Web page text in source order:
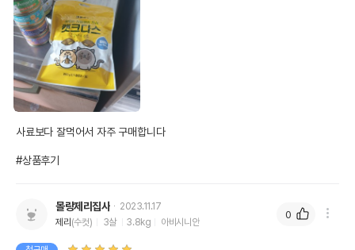
사료보다 잘먹어서 자주 구매합니다
#상품후기
몰랑제리집사
2023.11.17
제리 (수컷) 3살 3.8kg 아비시니안
0